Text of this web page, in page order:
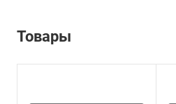
Товары